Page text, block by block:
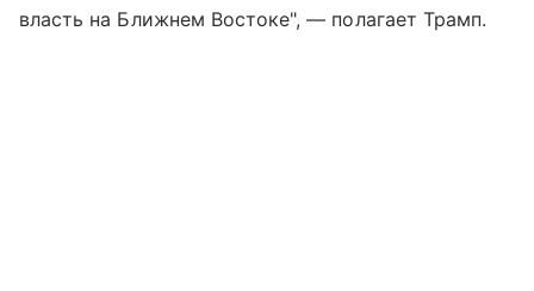
власть на Ближнем Востоке", — полагает Трамп.